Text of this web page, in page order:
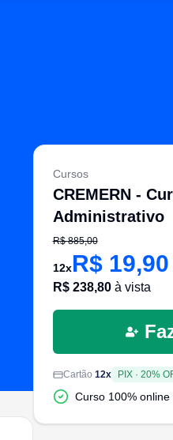
Cursos
CREMERN -
Administrativo
R$885,00
12xR$ 19,90
R$ 238,80à vista
Cartão 12x PIX· 20%
Curso 100% online